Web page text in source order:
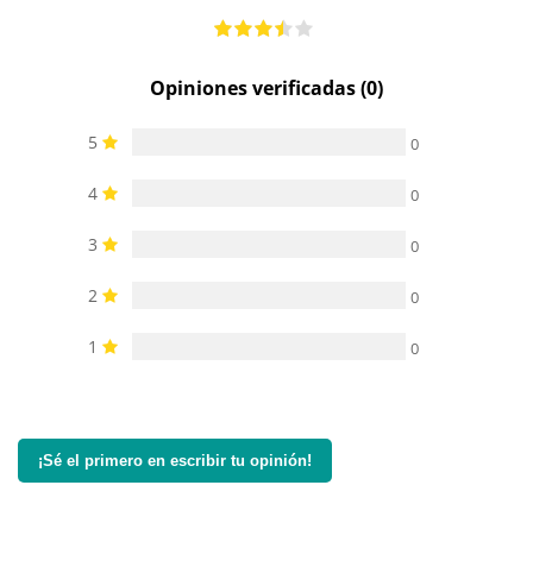
Opiniones verificadas (0)
5 0
4 0
3 0
2 0
1 0
¡Sé el primero en escribir tu opinión!